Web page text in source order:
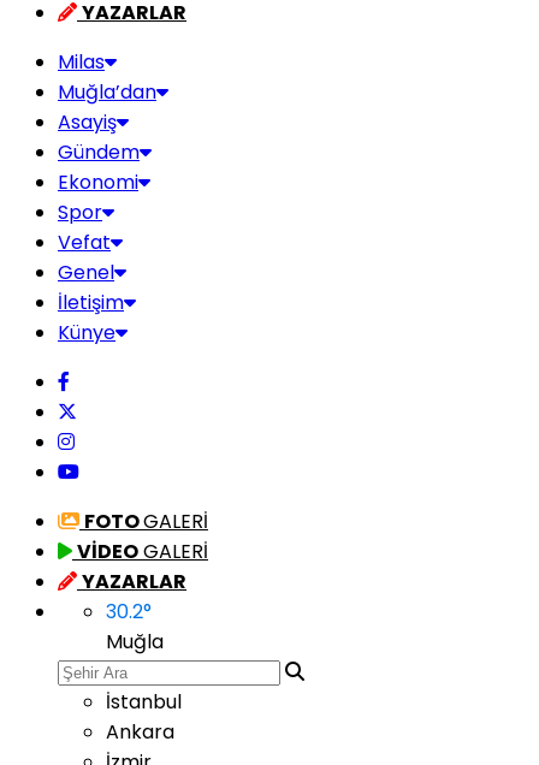
YAZARLAR
Milas
Muğla’dan
Asayiş
Gündem
Ekonomi
Spor
Vefat
Genel
İletişim
Künye
FOTOGALERİ
VİDEOGALERİ
YAZARLAR
30.2°
Muğla
İstanbul
Ankara